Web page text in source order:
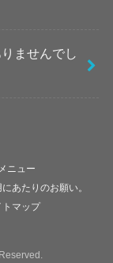
ませんでし
ニュー
にあたりのお願い。
トマップ